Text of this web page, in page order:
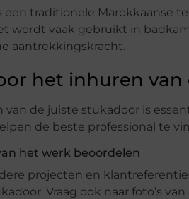
een traditionele Marokkaanse
wordt vaak gebruikt in
aantrekkingskracht.
het inhuren
van de juiste stukadoor is
de beste professional te
het werk beoordelen
projecten en
Vraag ook naar foto’s